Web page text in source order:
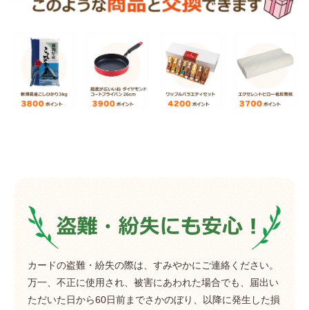
カードの盗難・紛失の際は、すみやかにご連絡ください。
万一、不正に使用され、被害にあわれた場合でも、届出い
ただいた日から60日前までさかのぼり、以降に発生した損